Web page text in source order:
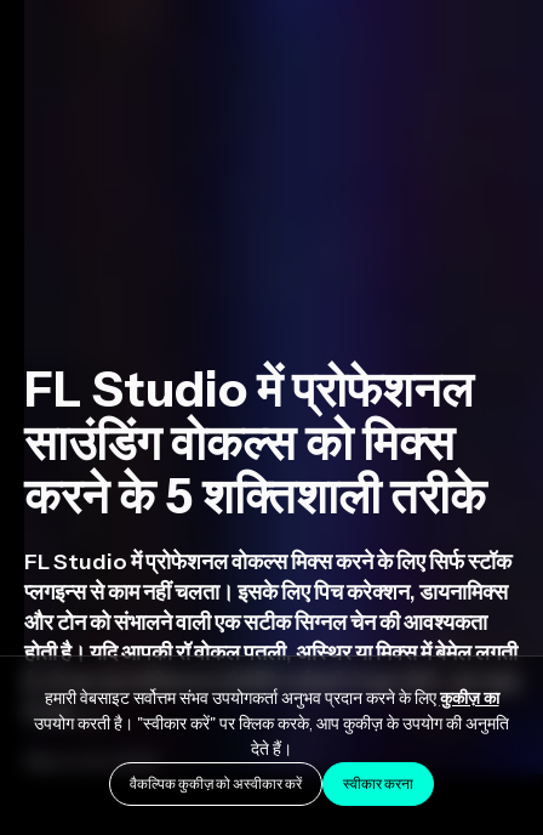
FL Studio में प्रोफेशनल
साउंडिंग वोकल्स को मिक्स
करने के 5 शक्तिशाली तरीके
FL Studio में प्रोफेशनल वोकल्स मिक्स करने के लिए सिर्फ स्टॉक
प्लगइन्स से काम नहीं चलता। इसके लिए पिच करेक्शन, डायनामिक्स
और टोन को संभालने वाली एक सटीक सिग्नल चेन की आवश्यकता
होती है। यदि आपकी रॉ वोकल पतली, अस्थिर या मिक्स में बेमेल लगती
है, तो आप एक प्रोफेशनल प्रोसेसिंग वर्कफ़्लो से चूक रहे हैं। इस गाइड
में, हम […]
March 31, 2026
हमारी वेबसाइट सर्वोत्तम संभव उपयोगकर्ता अनुभव प्रदान करने के लिएकुकीज़ का
उपयोग करती है। "स्वीकार करें" पर क्लिक करके, आप कुकीज़ के उपयोग की अनुमति
देते हैं।
वैकल्पिक कुकीज़ को अस्वीकार करें स्वीकार करना